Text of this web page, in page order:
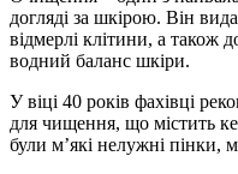
догляді за шкірою. Він
відмерлі клітини, а також
водний баланс шкіри.
У віці 40 років фахівці
для чищення, що містить
були м’які нелужні пінки,